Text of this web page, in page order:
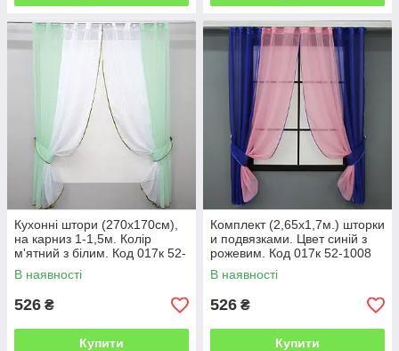
Кухонні штори (270х170см),
на карниз 1-1,5м. Колір
м'ятний з білим. Код 017к 52-
0259
В наявності
526 ₴
Купити
Комплект (2,65х1,7м.) шторки
и подвязками. Цвет синій з
рожевим. Код 017к 52-1008
В наявності
526 ₴
Купити